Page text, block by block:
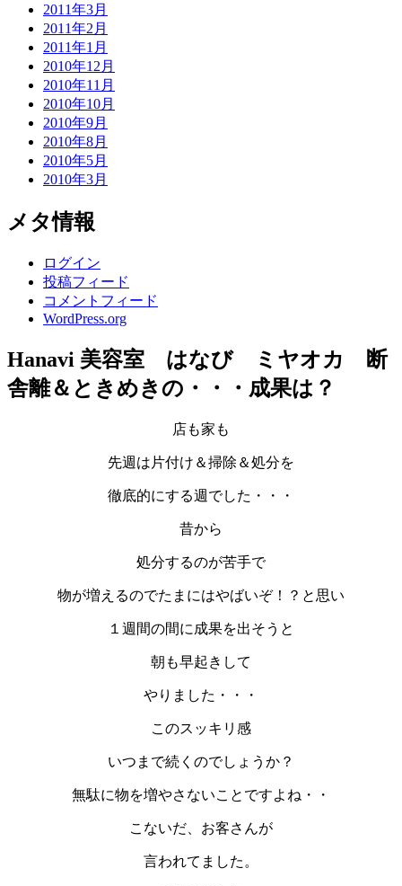
2011年3月
2011年2月
2011年1月
2010年12月
2010年11月
2010年10月
2010年9月
2010年8月
2010年5月
2010年3月
メタ情報
ログイン
投稿フィード
コメントフィード
WordPress.org
Hanavi 美容室 はなび ミヤオカ 断
舎離＆ときめきの・・・成果は？
店も家も
先週は片付け＆掃除＆処分を
徹底的にする週でした・・・
昔から
処分するのが苦手で
物が増えるのでたまにはやばいぞ！？と思い
１週間の間に成果を出そうと
朝も早起きして
やりました・・・
このスッキリ感
いつまで続くのでしょうか？
無駄に物を増やさないことですよね・・
こないだ、お客さんが
言われてました。